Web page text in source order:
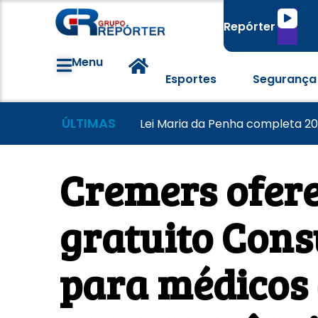
Repórter
Tocador
áudio
Menu
Esportes
Segurança
ÚLTIMAS Famílias brasileiras perderam
Morador tem casa destruída
Lei Maria da Penha completa
Cremers
gratuito
para